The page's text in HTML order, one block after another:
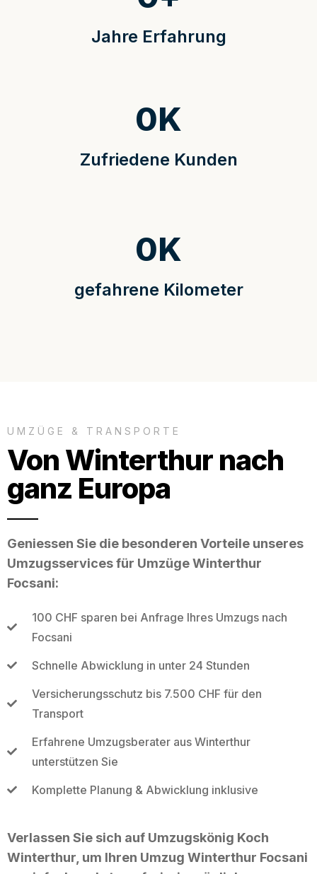
Jahre Erfahrung
Zufriedene Kunden
0K
gefahrene Kilometer
0K
UMZÜGE & TRANSPORTE
Von Winterthur nach
ganz Europa
Geniessen Sie die besonderen Vorteile unseres
Umzugsservices für Umzüge Winterthur
Focsani:
100 CHF sparen bei Anfrage Ihres Umzugs nach
Focsani
Schnelle Abwicklung in unter 24 Stunden
Versicherungsschutz bis 7.500 CHF für den
Transport
Erfahrene Umzugsberater aus Winterthur
unterstützen Sie
Komplette Planung & Abwicklung inklusive
Verlassen Sie sich auf Umzugskönig Koch
Winterthur, um Ihren Umzug Winterthur Focsani